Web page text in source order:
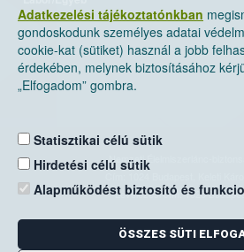
Adatkezelési tájékoztatónkban
gondoskodunk személyes adatai
cookie-kat (sütiket) használ a jobb
érdekében, melynek biztosításához
„Elfogadom” gombra.
Statisztikai célú sütik
Hirdetési célú sütik
Alapműködést biztosító és
ÖSSZES SÜTI
Nemzeti Élelmiszerlánc-
Levelezési cím: 1525
E-mail: